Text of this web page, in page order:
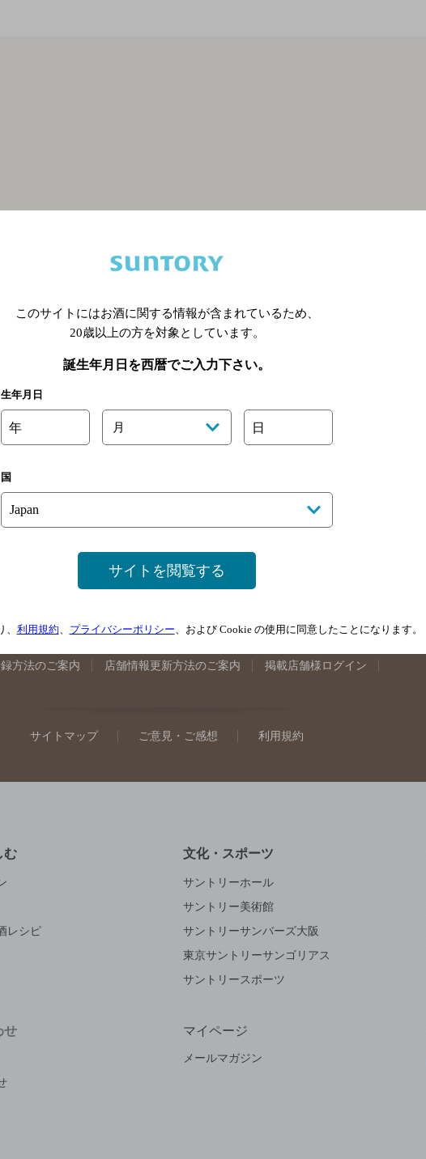
関連ページ
県のバー検索
山口県のバー検索
方法のご案内 店舗情報更新方法のご案内 掲載店舗様ログイン
サイトマップ ご意見・ご感想 利用規約
む
レシピ
文化・スポーツ
サントリーホール
サントリー美術館
サントリーサンバーズ大阪
東京サントリーサンゴリアス
サントリースポーツ
せ マイページ
メールマガジン
このサイトにはお酒に関する情報が含まれているため、
20歳以上の方を対象としています。
誕生年月日を西暦でご入力下さい。
生年月日
年 月 日
国
サイトを閲覧する
利用規約、 プライバシーポリシー、および Cookie の使用に同意したことになります。